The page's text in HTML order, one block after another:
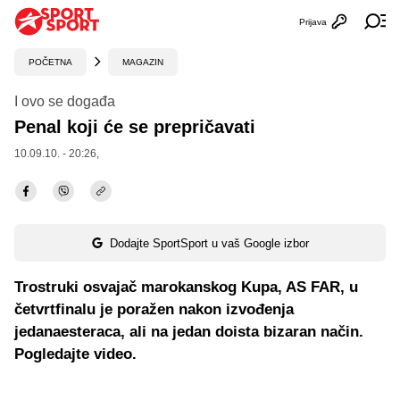
Otvori
Prijava
POČETNA MAGAZIN
I ovo se događa
Penal koji će se prepričavati
10.09.10. - 20:26,
Dodajte SportSport u vaš Google izbor
Trostruki osvajač marokanskog Kupa, AS FAR, u
četvrtfinalu je poražen nakon izvođenja
jedanaesteraca, ali na jedan doista bizaran način.
Pogledajte video.